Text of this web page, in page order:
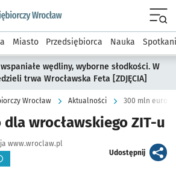
wroclaw.pl podserwis: Strategia
Miasto Przedsiębiorca Nauka
wędliny, wyborne słodkości. W
trwa Wrocławska Feta [ZDJĘCIA]
Wrocław Aktualności 300 mln euro
wrocławskiego ZIT-u
www.wroclaw.pl
Udostępnijartykuł